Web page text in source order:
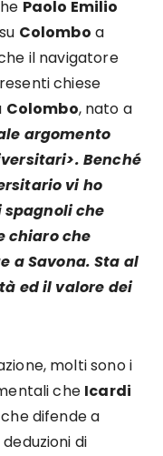
Paolo Emilio
Colombo a
il navigatore
chiese
Colombo, nato a
argomento
Benché
vi ho
che
chiaro che
a Savona. Sta al
ed il valore dei
molti sono i
che Icardi
difende a
di